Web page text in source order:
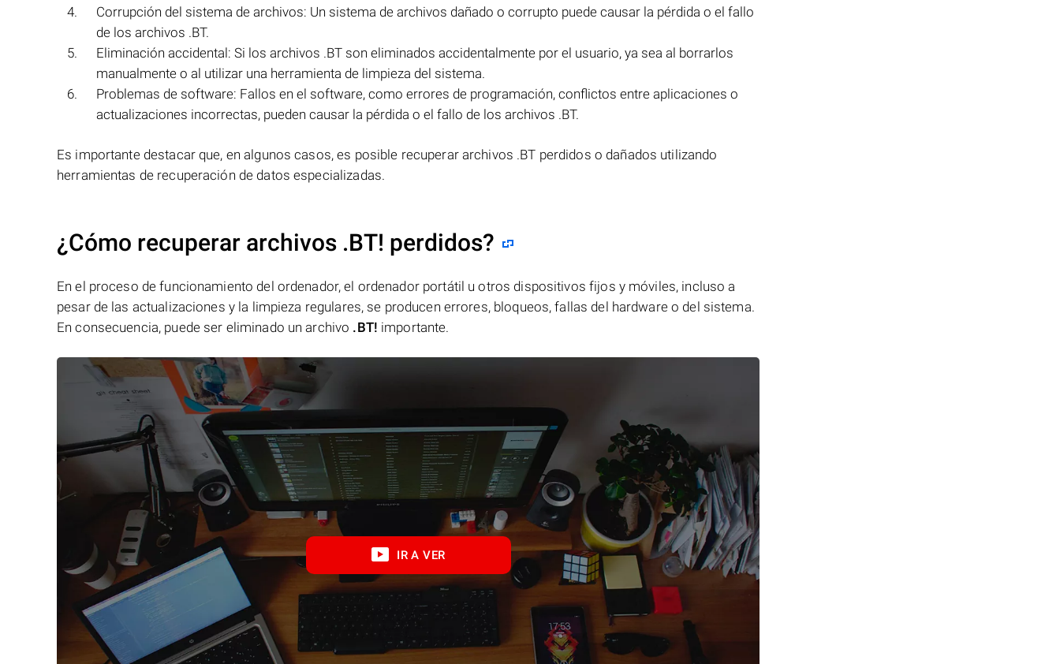
Corrupción del sistema de archivos: Un sistema de archivos dañado o corrupto puede causar la pérdida o el fallo
de los archivos .BT.
Eliminación accidental: Si los archivos .BT son eliminados accidentalmente por el usuario, ya sea al borrarlos
manualmente o al utilizar una herramienta de limpieza del sistema.
Problemas de software: Fallos en el software, como errores de programación, conflictos entre aplicaciones o
actualizaciones incorrectas, pueden causar la pérdida o el fallo de los archivos .BT.
Es importante destacar que, en algunos casos, es posible recuperar archivos .BT perdidos o dañados utilizando
herramientas de recuperación de datos especializadas.
¿Cómo recuperar archivos .BT! perdidos?
En el proceso de funcionamiento del ordenador, el ordenador portátil u otros dispositivos fijos y móviles, incluso a
pesar de las actualizaciones y la limpieza regulares, se producen errores, bloqueos, fallas del hardware o del sistema.
En consecuencia, puede ser eliminado un archivo .BT! importante.
IR A VER